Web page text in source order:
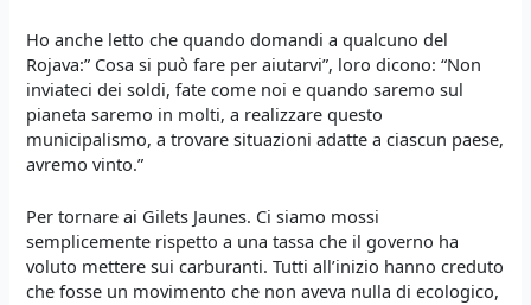
Ho anche letto che quando domandi a qualcuno del
Rojava:” Cosa si può fare per aiutarvi”, loro dicono: “Non
inviateci dei soldi, fate come noi e quando saremo sul
pianeta saremo in molti, a realizzare questo
municipalismo, a trovare situazioni adatte a ciascun paese,
avremo vinto.”
Per tornare ai Gilets Jaunes. Ci siamo mossi
semplicemente rispetto a una tassa che il governo ha
voluto mettere sui carburanti. Tutti all’inizio hanno creduto
che fosse un movimento che non aveva nulla di ecologico,